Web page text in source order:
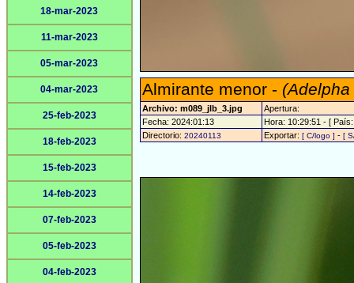
18-mar-2023
11-mar-2023
05-mar-2023
04-mar-2023
25-feb-2023
18-feb-2023
15-feb-2023
14-feb-2023
07-feb-2023
05-feb-2023
04-feb-2023
Almirante menor -
Archivo: m089_jlb_3.jpg
Apertura:
Fecha: 2024:01:13
Hora: 10:29:51 - [
Directorio: 20240113 Exportar: [ C/logo ] - [